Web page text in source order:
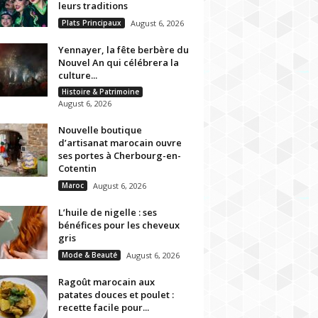
leurs traditions
Plats Principaux August 6, 2026
Yennayer, la fête berbère du
Nouvel An qui célébrera la
culture...
Histoire & Patrimoine
August 6, 2026
Nouvelle boutique
d’artisanat marocain ouvre
ses portes à Cherbourg-en-
Cotentin
Maroc August 6, 2026
L’huile de nigelle : ses
bénéfices pour les cheveux
gris
Mode & Beauté August 6, 2026
Ragoût marocain aux
patates douces et poulet :
recette facile pour...